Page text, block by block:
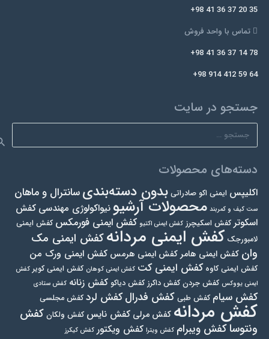
+98 41 36 37 20 35
تماس با واحد فروش
+98 41 36 37 14 78
+98 914 412 59 64
جستجو در سایت
برای:
دسته‌های محصولات
اکلیپس ایمنی اکو صادراتی بدون دسته‌بندی سانترال و ماهان
ست کیف و کمربند محصولات آرشیونیواکولوژی مهندسی کفش
اسکوتر کفش اسکیچرز کفش ایمنی اکتیو کفش ایمنی فورمکس کفش ایمنی
لامبورجک کفش ایمنی مردانهکفش ایمنی مک
وان کفش ایمنی هامر کفش ایمنی هرمس کفش ایمنی ورک من
کفش ایمنی کاوه کفش ایمنی کت کفش ایمنی کوهان کفش ایمنی کویر کفش
ایمنی یووکس کفش جردن کفش داکرز کفش دیاکو کفش زنانه کفش ستادی
کفش سیام کفش طبی کفش فدرال کفش لرد کفش مجلسی کفش مردانه کفش مرلی کفش نایس کفش ولکان کفش
ونتوساکفش ویبرام کفش ویترا کفش ویکتور کفش کیکرز